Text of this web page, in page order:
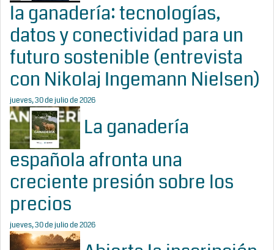
la ganadería: tecnologías,
datos y conectividad para un
futuro sostenible (entrevista
con Nikolaj Ingemann Nielsen)
jueves, 30 de julio de 2026
La ganadería
española afronta una
creciente presión sobre los
precios
jueves, 30 de julio de 2026